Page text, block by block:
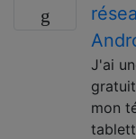
J'ai
mon